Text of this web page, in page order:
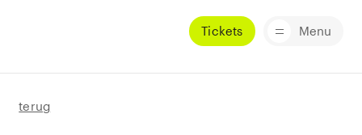
Tickets Menu
terug